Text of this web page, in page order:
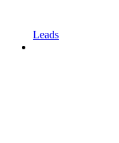
Leads